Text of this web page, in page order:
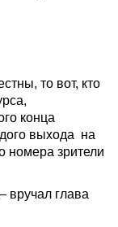
то вот, кто
конца
выхода на
номера зрители
вручал глава